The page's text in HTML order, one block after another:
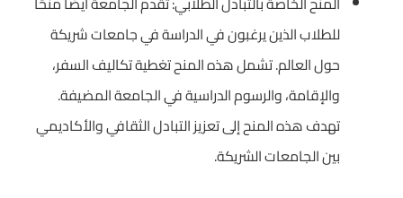
للطلاب الذين يرغبون في الدراسة في جامعات شريكة
حول العالم. تشمل هذه المنح تغطية تكاليف السفر،
والإقامة، والرسوم الدراسية في الجامعة المضيفة.
تهدف هذه المنح إلى تعزيز التبادل الثقافي والأكاديمي
بين الجامعات الشريكة.